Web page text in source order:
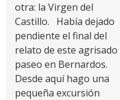
otra: la Virgen del
Castillo. Había dejado
pendiente el final del
relato de este agrisado
paseo en Bernardos.
Desde aquí hago una
pequeña excursión